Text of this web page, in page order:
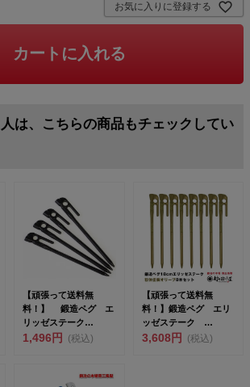
お気に入りに登録する
カートに入れる
は、こちらの商品もチェックしてい
【頑張って送料無
料！】 鍛造ペグ エ
リッゼステーク
18cm 4本セット
1,496円 (税込)
【頑張って送料無
料！】鍛造ペグ エリ
ッゼステーク
18cm オリーブ MK-
3,608円 (税込)